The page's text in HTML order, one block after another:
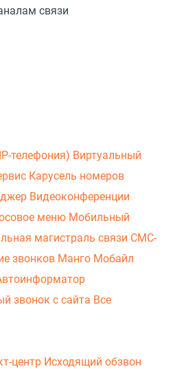
связи
телефония) Виртуальный
Карусель номеров
Видеоконференции
меню Мобильный
магистраль связи СМС-
звонков Манго Мобайл
звонок с сайта Все
центр Исходящий обзвон